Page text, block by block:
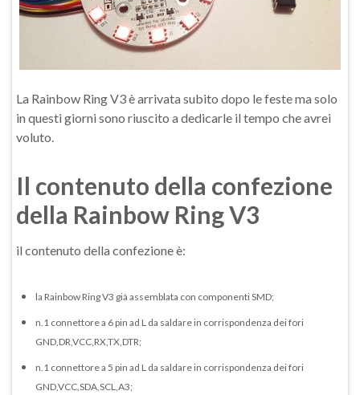
La Rainbow Ring V3 è arrivata subito dopo le feste ma solo
in questi giorni sono riuscito a dedicarle il tempo che avrei
voluto.
Il contenuto della confezione
della Rainbow Ring V3
il contenuto della confezione è:
la Rainbow Ring V3 già assemblata con componenti SMD;
n.1 connettore a 6 pin ad L da saldare in corrispondenza dei fori
GND,DR,VCC,RX,TX,DTR;
n.1 connettore a 5 pin ad L da saldare in corrispondenza dei fori
GND,VCC,SDA,SCL,A3;